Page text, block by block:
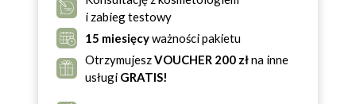
i zabieg testowy
15 miesięcyważności pakietu
OtrzymujeszVOUCHER 200 złna inne
usługi GRATIS!